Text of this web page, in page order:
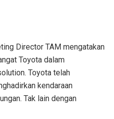
Director TAM mengatakan
Toyota dalam
Toyota telah
kendaraan
Tak lain dengan